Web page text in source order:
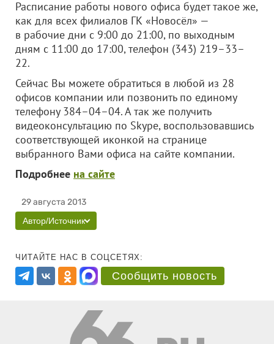
Расписание работы нового офиса будет такое же,
как для всех филиалов ГК «Новосёл» —
в рабочие дни с 9:00 до 21:00, по выходным
дням с 11:00 до 17:00, телефон (343) 219–33–
22.
Сейчас Вы можете обратиться в любой из 28
офисов компании или позвонить по единому
телефону 384–04–04. А так же получить
видеоконсультацию по Skype, воспользовавшись
соответствующей иконкой на странице
выбранного Вами офиса на сайте компании.
Подробнее на сайте
29 августа 2013
Автор/Источник
ЧИТАЙТЕ НАС В СОЦСЕТЯХ:
Сообщить новость